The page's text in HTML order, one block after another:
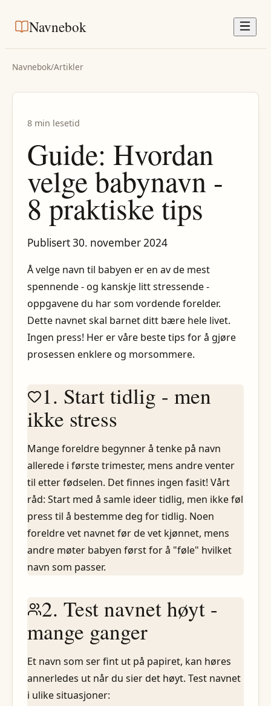
Navnebok
Navnebok/Artikler
8 min lesetid
Guide: Hvordan
velge babynavn -
8 praktiske tips
Publisert 30. november 2024
Å velge navn til babyen er en av de mest
spennende - og kanskje litt stressende -
oppgavene du har som vordende forelder.
Dette navnet skal barnet ditt bære hele livet.
Ingen press! Her er våre beste tips for å gjøre
prosessen enklere og morsommere.
1. Start tidlig - men
ikke stress
Mange foreldre begynner å tenke på navn
allerede i første trimester, mens andre venter
til etter fødselen. Det finnes ingen fasit! Vårt
råd: Start med å samle ideer tidlig, men ikke føl
press til å bestemme deg for tidlig. Noen
foreldre vet navnet før de vet kjønnet, mens
andre møter babyen først for å "føle" hvilket
navn som passer.
2. Test navnet høyt -
mange ganger
Et navn som ser fint ut på papiret, kan høres
annerledes ut når du sier det høyt. Test navnet
i ulike situasjoner: